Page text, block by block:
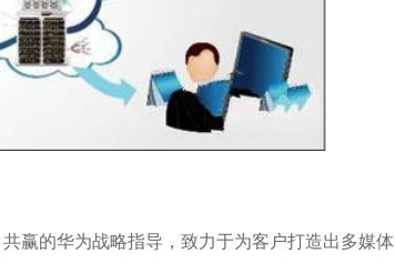
赢的华为战略指导，致力于为客户打造出多媒